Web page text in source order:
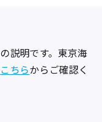
説明です。東京海
こちらからご確認く